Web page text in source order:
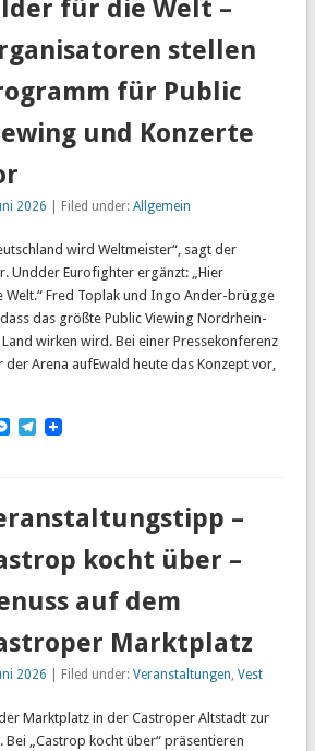
für die Welt –
stellen
für Public
und Konzerte
2026 | Filed under:Allgemein
wird Weltmeister“, sagt der
Undder Eurofighter ergänzt: „Hier
Welt.“ Fred Toplak und Ingo Ander-brügge
das größte Public Viewing Nordrhein-
wirken wird. Bei einer Pressekonferenz
der Arena aufEwald heute das Konzept vor,
Messenger
Telegram
–
kocht über –
auf dem
Marktplatz
2026 | Filed under:Veranstaltungen,Vest
Marktplatz in der Castroper Altstadt zur
„Castrop kocht über“ präsentieren